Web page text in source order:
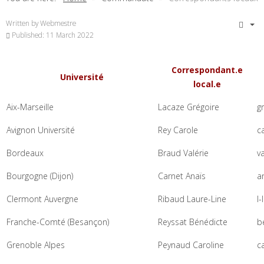
Written byWebmestre
Published: 11 March 2022
Université
Correspondant.e
local.e
Aix-Marseille Lacaze Grégoire
Avignon Université Rey Carole
Bordeaux Braud Valérie
Bourgogne (Dijon) Carnet Anaïs
Clermont Auvergne Ribaud Laure-Line l-
Franche-Comté (Besançon) Reyssat Bénédicte
Grenoble Alpes Peynaud Caroline